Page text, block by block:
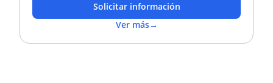
Solicitar información
Ver más→